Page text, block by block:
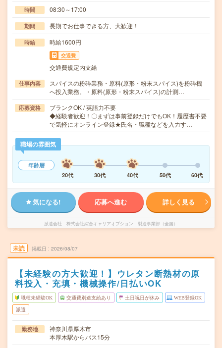
時間 08:30～17:00
期間 長期でお仕事できる方、大歓迎！
時給 時給1600円
交通費
交通費規定内支給
仕事内容
スパイスの粉砕業務・原料(原形・粉末スパイス)を粉砕機
へ投入業務。・原料(原形・粉末スパイス)の計測…
応募資格
ブランクOK / 英語力不要
◆経験者歓迎！〇まずは事前登録だけでもOK！履歴書不要
で気軽にオンライン登録★氏名・職種などを入力す…
職場の雰囲気
年齢層
20代
30代 40代 50代 60代
気になる! 応募へ進む 詳しく見る
派遣会社 株式会社綜合キャリアオプション 製造事業部（全国）
未読 掲載日 2026/08/07
【未経験の方大歓迎！】ウレタン断熱材の原
料投入・充填・機械操作/日払いOK
職種未経験OK 交通費別途支給あり 土日祝日が休み WEB登録OK
派遣
勤務地
神奈川県厚木市
本厚木駅からバス15分